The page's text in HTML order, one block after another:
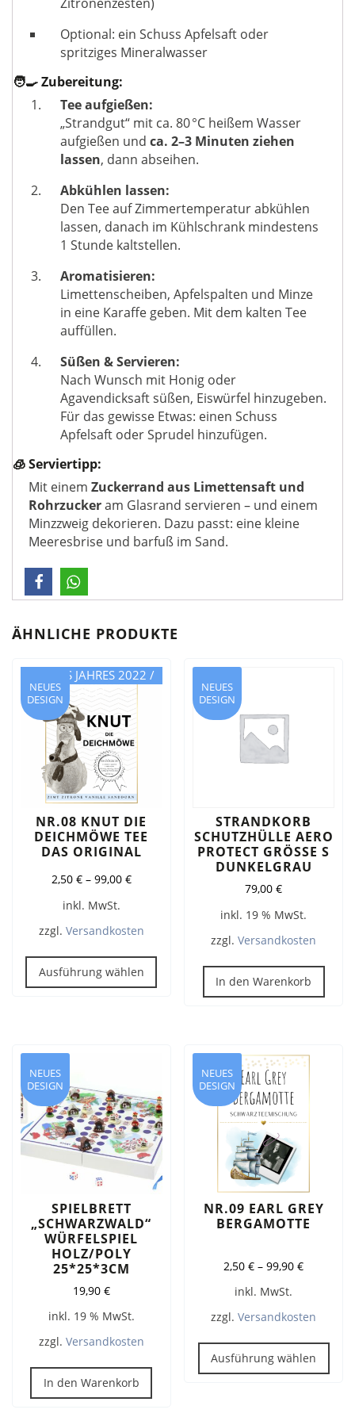
Optional: ein Schuss Apfelsaft oder
spritziges Mineralwasser
🧑‍🍳 Zubereitung:
Tee aufgießen:
„Strandgut“ mit ca. 80 °C heißem Wasser
aufgießen und ca. 2–3 Minuten ziehen
lassen, dann abseihen.
Abkühlen lassen:
Den Tee auf Zimmertemperatur abkühlen
lassen, danach im Kühlschrank mindestens
1 Stunde kaltstellen.
Aromatisieren:
Limettenscheiben, Apfelspalten und Minze
in eine Karaffe geben. Mit dem kalten Tee
auffüllen.
Süßen & Servieren:
Nach Wunsch mit Honig oder
Agavendicksaft süßen, Eiswürfel hinzugeben.
Für das gewisse Etwas: einen Schuss
Apfelsaft oder Sprudel hinzufügen.
🧊 Serviertipp:
Mit einem Zuckerrand aus Limettensaft und
Rohrzuckeram Glasrand servieren – und einem
Minzzweig dekorieren. Dazu passt: eine kleine
Meeresbrise und barfuß im Sand.
ÄHNLICHE PRODUKTE
TEE DES JAHRES 2022 /
NEUES
DESIGN
NR.08 KNUT DIE
DEICHMÖWE TEE
DAS ORIGINAL
2,50 €– 99,00 €
inkl. MwSt.
zzgl. Versandkosten
Ausführung wählen
Dieses
Produkt
weist
Optionen
können
auf
der
Produktseite
gewählt
werden
NEUES
DESIGN
STRANDKORB
SCHUTZHÜLLE AERO
PROTECT GRÖSSE S D
UNKELGRAU
79,00€
inkl. 19 % MwSt.
zzgl.Versandkosten
In den Warenkorb
NEUES
DESIGN
SPIELBRETT
„SCHWARZWALD“
WÜRFELSPIEL
HOLZ/POLY
25*25*3CM
19,90 €
inkl. 19 % MwSt.
zzgl. Versandkosten
In den Warenkorb
NEUES
DESIGN
NR.09 EARL GREY
BERGAMOTTE
2,50€ –99,90€
inkl. MwSt.
zzgl.Versandkosten
Ausführung wählen